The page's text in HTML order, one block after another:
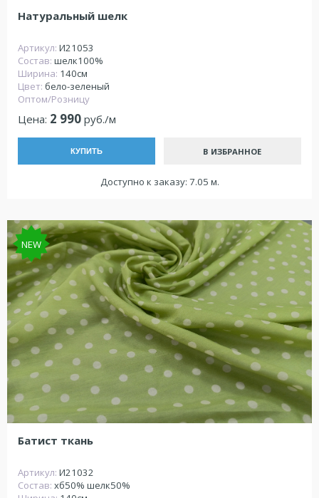
Натуральный шелк
Артикул: И21053
Состав: шелк100%
Ширина: 140см
Цвет: бело-зеленый
Оптом/Розницу
Цена: 2 990 руб./м
КУПИТЬ В ИЗБРАННОЕ
Доступно к заказу: 7.05 м.
NEW
Батист ткань
Артикул: И21032
Состав: хб50% шелк50%